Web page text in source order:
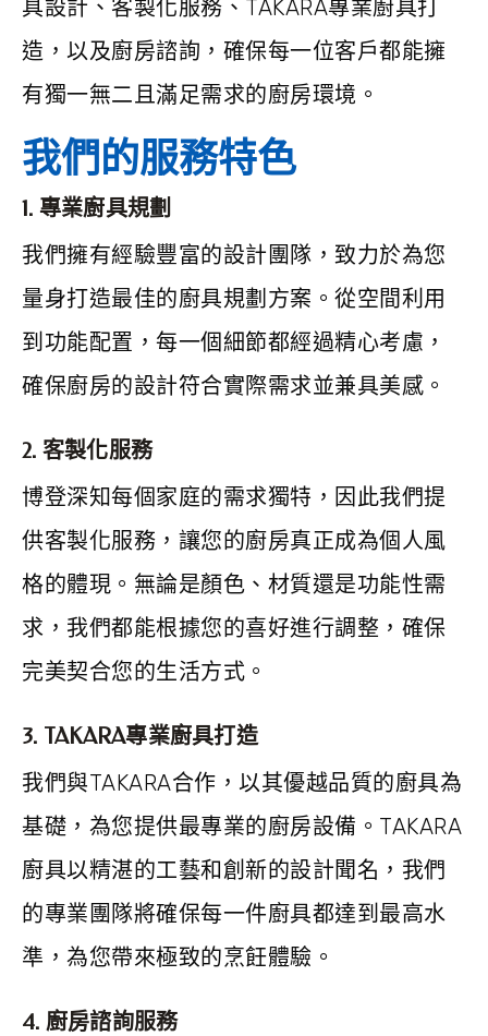
具設計、客製化服務、TAKARA專業廚具打
造，以及廚房諮詢，確保每一位客戶都能擁
有獨一無二且滿足需求的廚房環境。
我們的服務特色
1. 專業廚具規劃
我們擁有經驗豐富的設計團隊，致力於為您
量身打造最佳的廚具規劃方案。從空間利用
到功能配置，每一個細節都經過精心考慮，
確保廚房的設計符合實際需求並兼具美感。
2. 客製化服務
博登深知每個家庭的需求獨特，因此我們提
供客製化服務，讓您的廚房真正成為個人風
格的體現。無論是顏色、材質還是功能性需
求，我們都能根據您的喜好進行調整，確保
完美契合您的生活方式。
3. TAKARA專業廚具打造
我們與TAKARA合作，以其優越品質的廚具為
基礎，為您提供最專業的廚房設備。TAKARA
廚具以精湛的工藝和創新的設計聞名，我們
的專業團隊將確保每一件廚具都達到最高水
準，為您帶來極致的烹飪體驗。
4. 廚房諮詢服務